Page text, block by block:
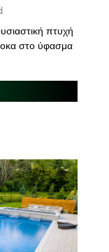
πτυχή
στο ύφασμα